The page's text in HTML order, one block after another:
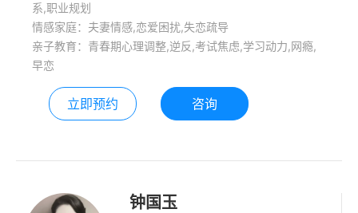
系,职业规划
情感家庭：夫妻情感,恋爱困扰,失恋疏导
亲子教育：青春期心理调整,逆反,考试焦虑,学习动力,网瘾,
早恋
立即预约 咨询
钟国玉